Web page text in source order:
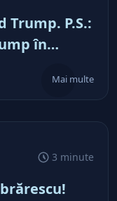
Trump. P.S.:
în
vreo
Mai multe
3 minute